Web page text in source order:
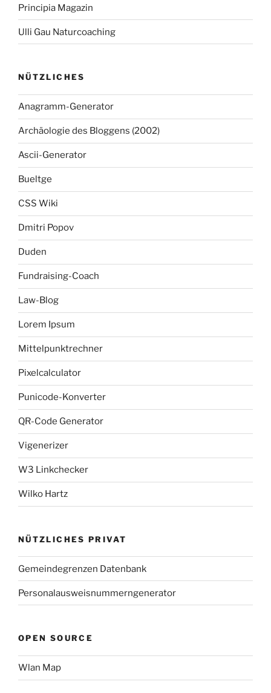
Principia Magazin
Ulli Gau Naturcoaching
NÜTZLICHES
Anagramm-Generator
Archäologie des Bloggens (2002)
Ascii-Generator
Bueltge
CSS Wiki
Dmitri Popov
Duden
Fundraising-Coach
Law-Blog
Lorem Ipsum
Mittelpunktrechner
Pixelcalculator
Punicode-Konverter
QR-Code Generator
Vigenerizer
W3 Linkchecker
Wilko Hartz
NÜTZLICHES PRIVAT
Gemeindegrenzen Datenbank
Personalausweisnummerngenerator
OPEN SOURCE
Wlan Map